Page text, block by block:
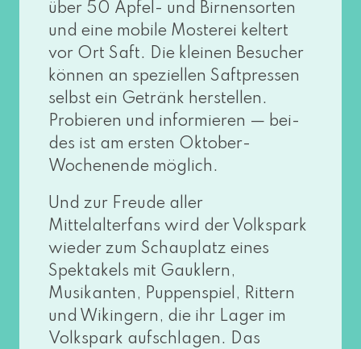
über 50 Apfel- und Birnensorten
und eine mobi­le Mosterei kel­tert
vor Ort Saft. Die klei­nen Besucher
kön­nen an spe­zi­el­len Saftpressen
selbst ein Getränk her­stel­len.
Probieren und infor­mie­ren — bei­
des ist am ers­ten Oktober-
Wochenende möglich.
Und zur Freude aller
Mittelalterfans wird der Volkspark
wie­der zum Schauplatz eines
Spektakels mit Gauklern,
Musikanten, Puppenspiel, Rittern
und Wikingern, die ihr Lager im
Volkspark auf­schla­gen. Das